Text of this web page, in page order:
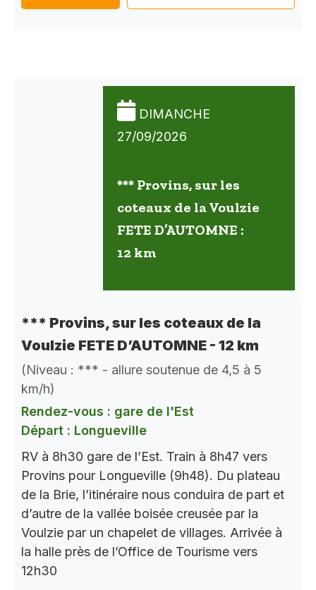
DIMANCHE
27/09/2026
*** Provins, sur les
coteaux de la Voulzie
FETE D’AUTOMNE :
12 km
*** Provins, sur les coteaux de la
Voulzie FETE D’AUTOMNE - 12 km
(Niveau : *** - allure soutenue de 4,5 à 5
km/h)
Rendez-vous : gare de l'Est
Départ : Longueville
RV à 8h30 gare de l’Est. Train à 8h47 vers
Provins pour Longueville (9h48). Du plateau
de la Brie, l’itinéraire nous conduira de part et
d’autre de la vallée boisée creusée par la
Voulzie par un chapelet de villages. Arrivée à
la halle près de l’Office de Tourisme vers
12h30